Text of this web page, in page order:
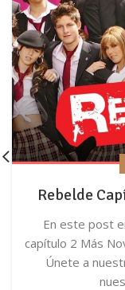
Rebelde
En este post
capítulo 2 Más
Únete a